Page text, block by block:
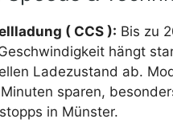
( CCS ): Bis zu
hängt
Ladezustand ab.
sparen,
in Münster.